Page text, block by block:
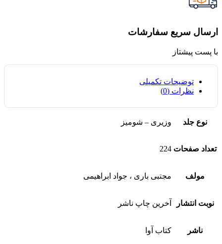
ارسال سریع سفارشات
با پست پیشتاز
توضیحات تکمیلی
نظرات (0)
نوع جلد وزیری – شومیز
تعداد صفحات 224
مولف مجتبی باری ، جواد ابراهیمی
نوبت انتشار آخرین چاپ ناشر
ناشر کتاب آوا